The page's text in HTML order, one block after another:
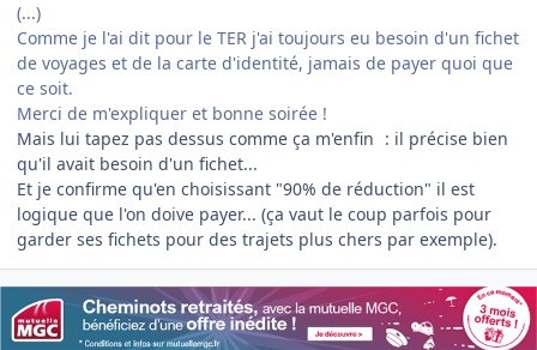
(...)
Comme je l'ai dit pour le TER j'ai toujours eu besoin d'un fichet
de voyages et de la carte d'identité, jamais de payer quoi que
ce soit.
Merci de m'expliquer et bonne soirée !
Mais lui tapez pas dessus comme ça m'enfin : il précise bien
qu'il avait besoin d'un fichet...
Et je confirme qu'en choisissant "90% de réduction" il est
logique que l'on doive payer... (ça vaut le coup parfois pour
garder ses fichets pour des trajets plus chers par exemple).